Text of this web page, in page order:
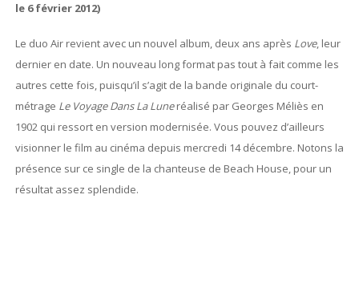
le 6 février 2012)
Le duo Air revient avec un nouvel album, deux ans après Love, leur
dernier en date. Un nouveau long format pas tout à fait comme les
autres cette fois, puisqu’il s’agit de la bande originale du court-
métrage Le Voyage Dans La Luneréalisé par Georges Méliès en
1902 qui ressort en version modernisée. Vous pouvez d’ailleurs
visionner le film au cinéma depuis mercredi 14 décembre. Notons la
présence sur ce single de la chanteuse de Beach House, pour un
résultat assez splendide.